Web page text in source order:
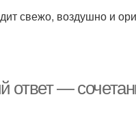
свежо, воздушно и
ответ —